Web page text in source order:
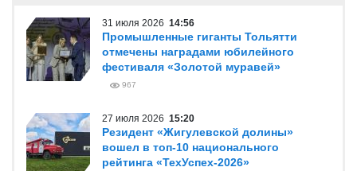
31 июля 2026 14:56
Промышленные гиганты Тольятти
отмечены наградами юбилейного
фестиваля «Золотой муравей»
967
27 июля 2026 15:20
Резидент «Жигулевской долины»
вошел в топ-10 национального
рейтинга «ТехУспех-2026»